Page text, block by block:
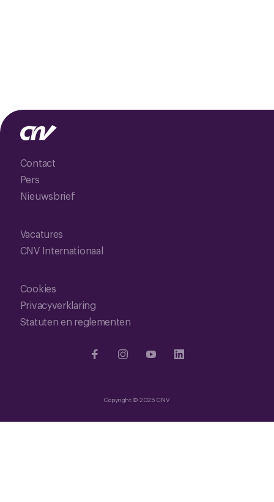
Contact
Pers
Nieuwsbrief
Vacatures
CNV Internationaal
Cookies
Privacyverklaring
Statuten en reglementen
Copyright © 2025 CNV